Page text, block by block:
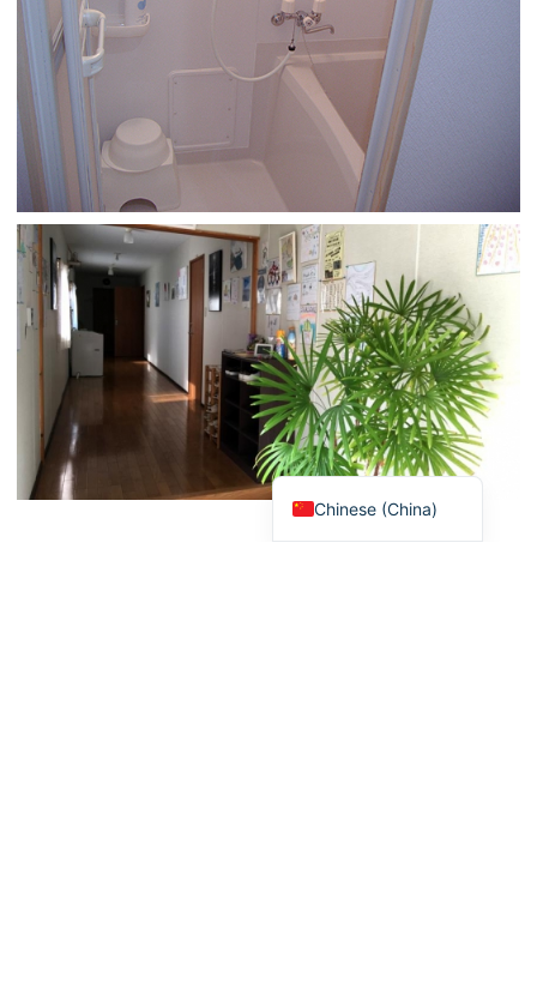
Chinese (China)
Japanese
English
Chinese (Taiwan)
French
Korean